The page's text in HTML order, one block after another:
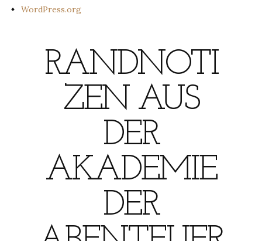
WordPress.org
RANDNOTI
ZEN AUS
DER
AKADEMIE
DER